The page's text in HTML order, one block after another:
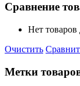
Сравнение
Нет товаров
Очистить
Метки